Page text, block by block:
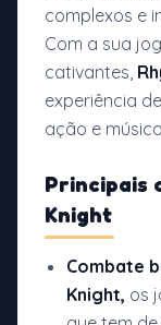
complexos e
Com a sua
cativantes,
experiência
ação e
Principais
Knight
Combate
Knight, os